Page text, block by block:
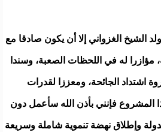
الشيخ الغزواني إلا أن يكون صادقا مع
له في اللحظات الصعبة، وسندا
اشتداد الجائحة، ومعززا لقدرات
المشروع فإنني بأذن الله سأعمل دون
وإطلاق نهضة تنموية شاملة وسريعة